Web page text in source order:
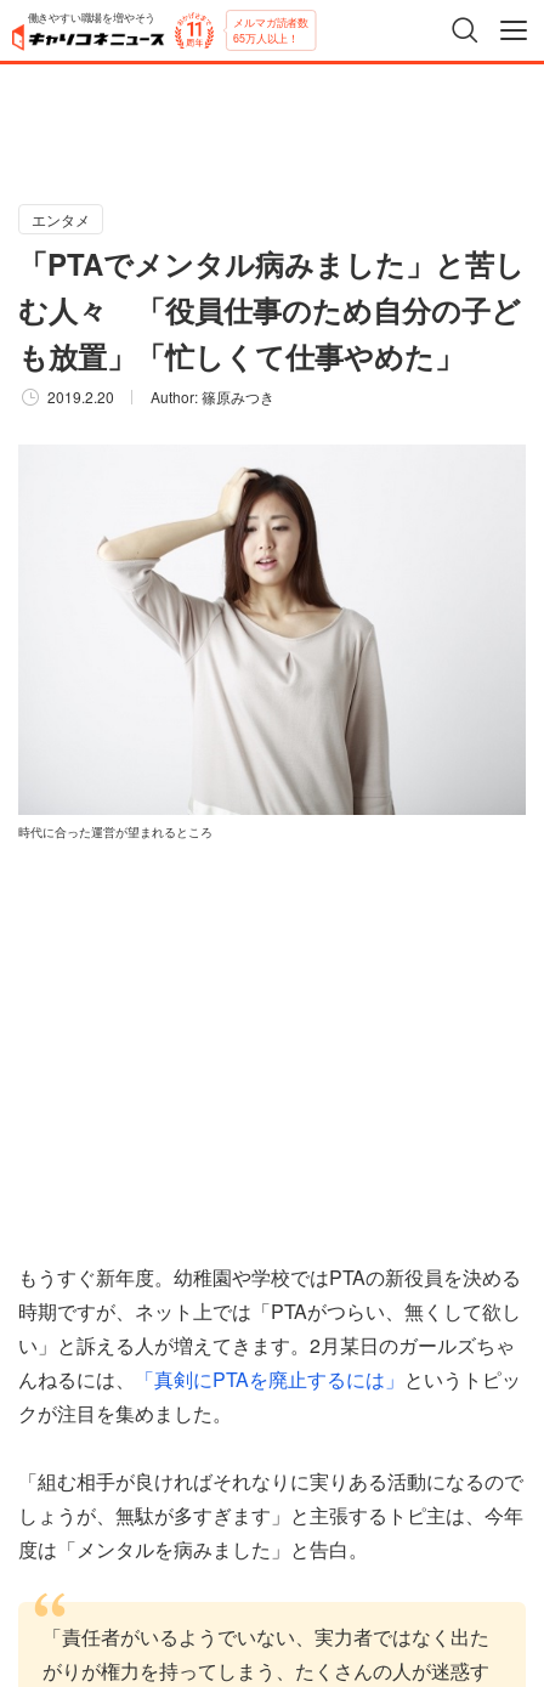
働きやすい職場を増やそう メルマガ読者数
65万人以上！
エンタメ
「PTAでメンタル病みました」と苦し
む人々 「役員仕事のため自分の子ど
も放置」「忙しくて仕事やめた」
2019.2.20 Author:篠原みつき
時代に合った運営が望まれるところ
もうすぐ新年度。幼稚園や学校ではPTAの新役員を決める
時期ですが、ネット上では「PTAがつらい、無くして欲し
い」と訴える人が増えてきます。2月某日のガールズちゃ
んねるには、
「真剣にPTAを廃止するには」 というトピッ
クが注目を集めました。
「組む相手が良ければそれなりに実りある活動になるので
しょうが、無駄が多すぎます」と主張するトピ主は、今年
度は「メンタルを病みました」と告白。
「責任者がいるようでいない、実力者ではなく出た
がりが権力を持ってしまう、たくさんの人が迷惑す